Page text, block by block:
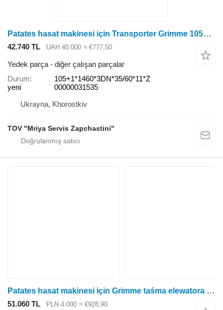
Patates hasat makinesi için Transporter Grimme 105+1*1460*3DN*35/60*11*Z
42.740 TL UAH 40.000 ≈ €777,50
Yedek parça - diğer çalışan parçalar
Durum
yeni
105+1*1460*3DN*35/60*11*Z
00000031535
Ukrayna, Khorostkiv
TOV "Mriya Servis Zapchastini"
Patates hasat makinesi için Grimme taśma elewatora konveyör bandı
51.060 TL PLN 4.000 ≈ €928,90